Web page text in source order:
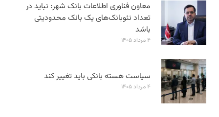
معاون فناوری اطلاعات بانک شهر: نباید در
تعداد نئوبانک‌های یک بانک محدودیتی
باشد
۴ مرداد ۱۴۰۵
سیاست هسته بانکی باید تغییر کند
۴ مرداد ۱۴۰۵